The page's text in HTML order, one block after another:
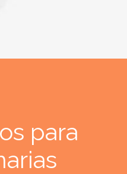
para